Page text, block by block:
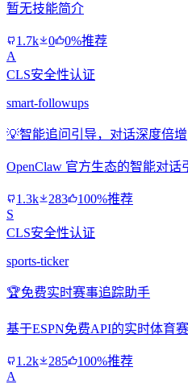
暂无技能简介
1.7k 0
0%推荐
A
CLS安全性认证
smart-followups
💡智能追问引导，对话深度倍增
OpenClaw 官方生态的智能对
1.3k 283
100%推荐
S
CLS安全性认证
sports-ticker
🏆免费实时赛事追踪助手
基于ESPN免费API的实时体育
1.2k 285
100%推荐
A